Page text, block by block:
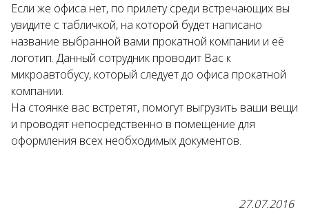
Если же офиса нет, по прилету среди встречающих вы
увидите с табличкой, на которой будет написано
название выбранной вами прокатной компании и её
логотип. Данный сотрудник проводит Вас к
микроавтобусу, который следует до офиса прокатной
компании.
На стоянке вас встретят, помогут выгрузить ваши вещи
и проводят непосредственно в помещение для
оформления всех необходимых документов.
27.07.2016